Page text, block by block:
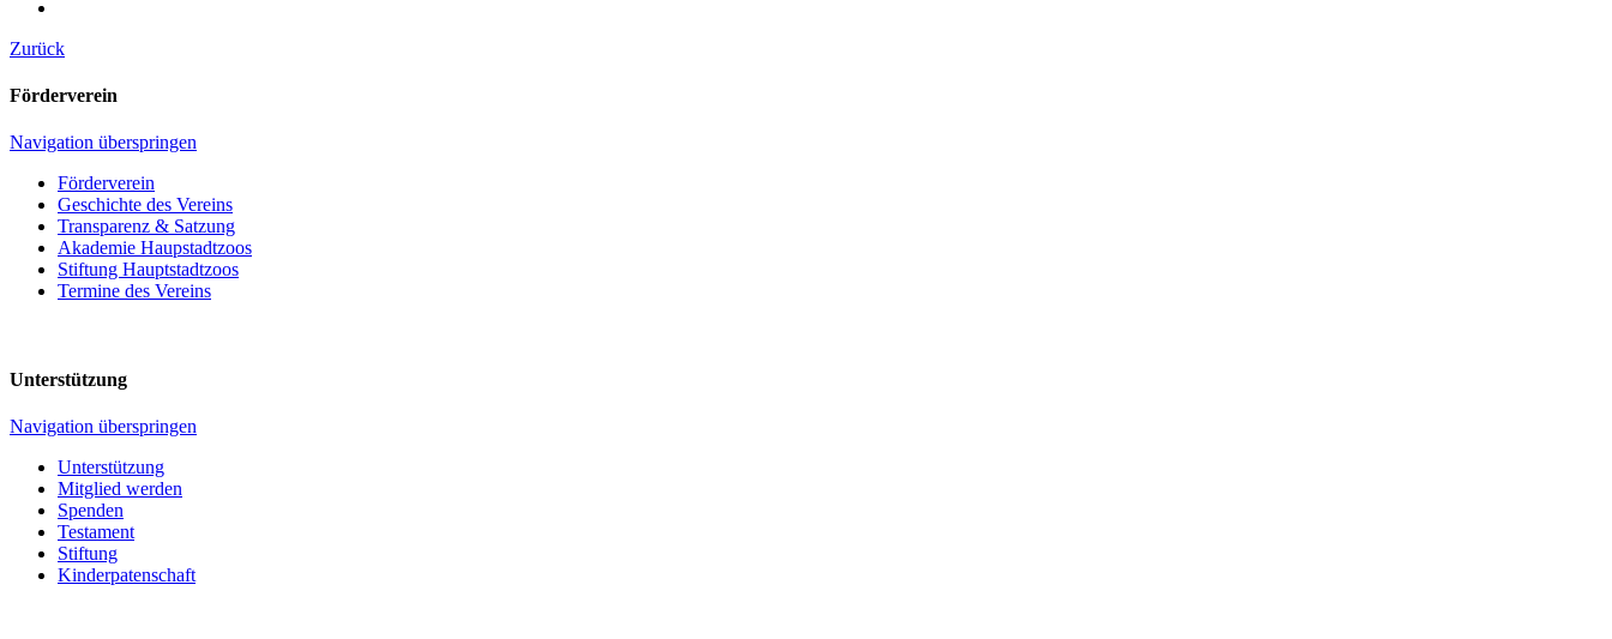
Zurück
Förderverein
Navigation überspringen
Förderverein
Geschichte des Vereins
Transparenz & Satzung
Akademie Haupstadtzoos
Stiftung Hauptstadtzoos
Termine des Vereins
Unterstützung
Navigation überspringen
Unterstützung
Mitglied werden
Spenden
Testament
Stiftung
Kinderpatenschaft